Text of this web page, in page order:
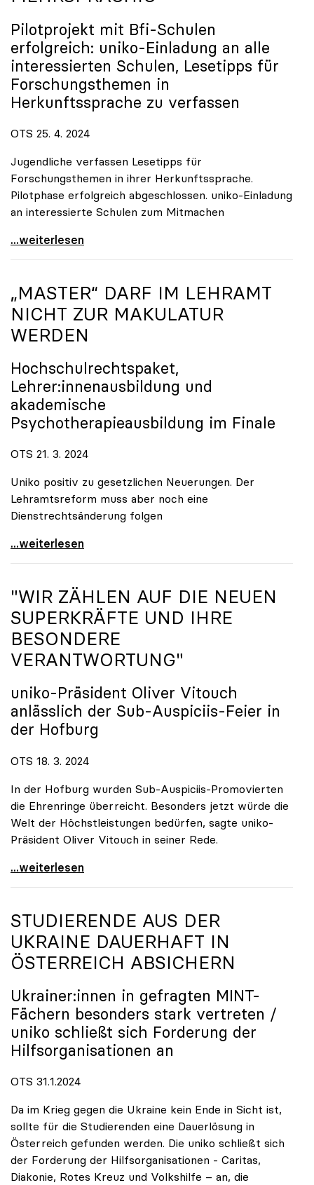
Pilotprojekt mit Bfi-Schulen
erfolgreich: uniko-Einladung an alle
interessierten Schulen, Lesetipps für
Forschungsthemen in
Herkunftssprache zu verfassen
OTS 25. 4. 2024
Jugendliche verfassen Lesetipps für
Forschungsthemen in ihrer Herkunftssprache.
Pilotphase erfolgreich abgeschlossen. uniko-Einladung
an interessierte Schulen zum Mitmachen
uniko-Wissenschaftsblog \"Schrödingers Katze\" nun
...weiterlesen
„MASTER“ DARF IM LEHRAMT
NICHT ZUR MAKULATUR
WERDEN
Hochschulrechtspaket,
Lehrer:innenausbildung und
akademische
Psychotherapieausbildung im Finale
OTS 21. 3. 2024
Uniko positiv zu gesetzlichen Neuerungen. Der
Lehramtsreform muss aber noch eine
Dienstrechtsänderung folgen
„Master“ darf im Lehramt nicht zur Makulatur
...weiterlesen
"WIR ZÄHLEN AUF DIE NEUEN
SUPERKRÄFTE UND IHRE
BESONDERE
VERANTWORTUNG"
uniko-Präsident Oliver Vitouch
anlässlich der Sub-Auspiciis-Feier in
der Hofburg
OTS 18. 3. 2024
In der Hofburg wurden Sub-Auspiciis-Promovierten
die Ehrenringe überreicht. Besonders jetzt würde die
Welt der Höchstleistungen bedürfen, sagte uniko-
Präsident Oliver Vitouch in seiner Rede.
\"Wir zählen auf die neuen Superkräfte und ihre
...weiterlesen
STUDIERENDE AUS DER
UKRAINE DAUERHAFT IN
ÖSTERREICH ABSICHERN
Ukrainer:innen in gefragten MINT-
Fächern besonders stark vertreten /
uniko schließt sich Forderung der
Hilfsorganisationen an
OTS 31.1.2024
Da im Krieg gegen die Ukraine kein Ende in Sicht ist,
sollte für die Studierenden eine Dauerlösung in
Österreich gefunden werden. Die uniko schließt sich
der Forderung der Hilfsorganisationen - Caritas,
Diakonie, Rotes Kreuz und Volkshilfe – an, die